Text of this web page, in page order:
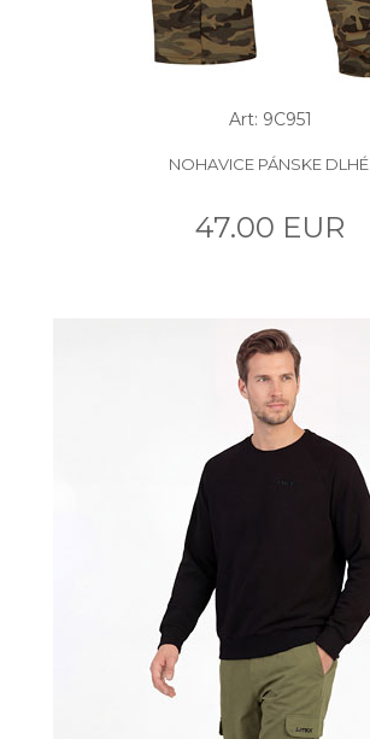
Art: 9C951
NOHAVICE PÁNSKE DLHÉ.
47.00 EUR